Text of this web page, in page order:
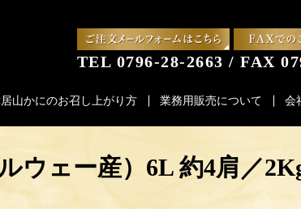
TEL 0796-28-2663 / FAX
山かにのお召し上がり方 業務用販売について 会
ウェー産）6L 約4肩／